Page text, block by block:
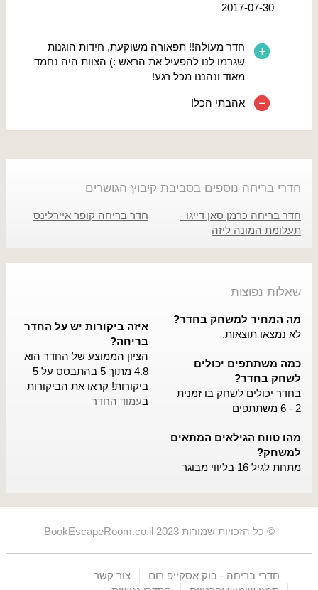
2017-07-30
חדר מעולה!! תפאורה משוקעת, חידות הוגנות
שגרמו לנו להפעיל את הראש :) הצוות היה נחמד
מאוד ונהננו מכל רגע!
אהבתי הכל!
חדרי בריחה נוספים בסביבת קיבוץ הגושרים
חדר בריחה כרמן סאן דייגו -
תעלומת המונה ליזה
חדר בריחה קופר איירלינס
שאלות נפוצות
מה המחיר למשחק בחדר?
לא נמצאו תוצאות.
כמה משתתפים יכולים
לשחק בחדר?
בחדר יכולים לשחק בו זמנית
2 - 6 משתתפים
מהו טווח הגילאים המתאים
למשחק?
מתחת לגיל 16 בליווי מבוגר
איזה ביקורות יש על החדר
בריחה?
הציון הממוצע של החדר הוא
4.8 מתוך 5 בהתבסס על 5
ביקורות! קראו את הביקורות
בעמוד החדר
© כל הזכויות שמורות BookEscapeRoom.co.il 2023
חדרי בריחה - בוק אסקייפ רום
צור קשר